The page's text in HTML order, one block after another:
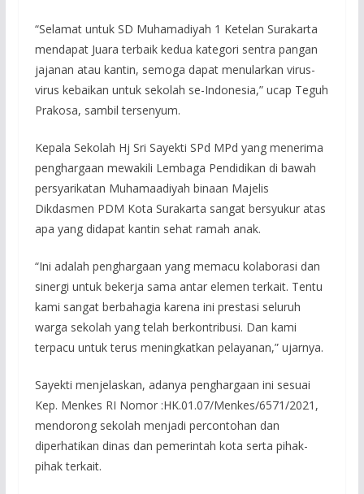
“Selamat untuk SD Muhamadiyah 1 Ketelan Surakarta
mendapat Juara terbaik kedua kategori sentra pangan
jajanan atau kantin, semoga dapat menularkan virus-
virus kebaikan untuk sekolah se-Indonesia,” ucap Teguh
Prakosa, sambil tersenyum.
Kepala Sekolah Hj Sri Sayekti SPd MPd yang menerima
penghargaan mewakili Lembaga Pendidikan di bawah
persyarikatan Muhamaadiyah binaan Majelis
Dikdasmen PDM Kota Surakarta sangat bersyukur atas
apa yang didapat kantin sehat ramah anak.
“Ini adalah penghargaan yang memacu kolaborasi dan
sinergi untuk bekerja sama antar elemen terkait. Tentu
kami sangat berbahagia karena ini prestasi seluruh
warga sekolah yang telah berkontribusi. Dan kami
terpacu untuk terus meningkatkan pelayanan,” ujarnya.
Sayekti menjelaskan, adanya penghargaan ini sesuai
Kep. Menkes RI Nomor :HK.01.07/Menkes/6571/2021,
mendorong sekolah menjadi percontohan dan
diperhatikan dinas dan pemerintah kota serta pihak-
pihak terkait.